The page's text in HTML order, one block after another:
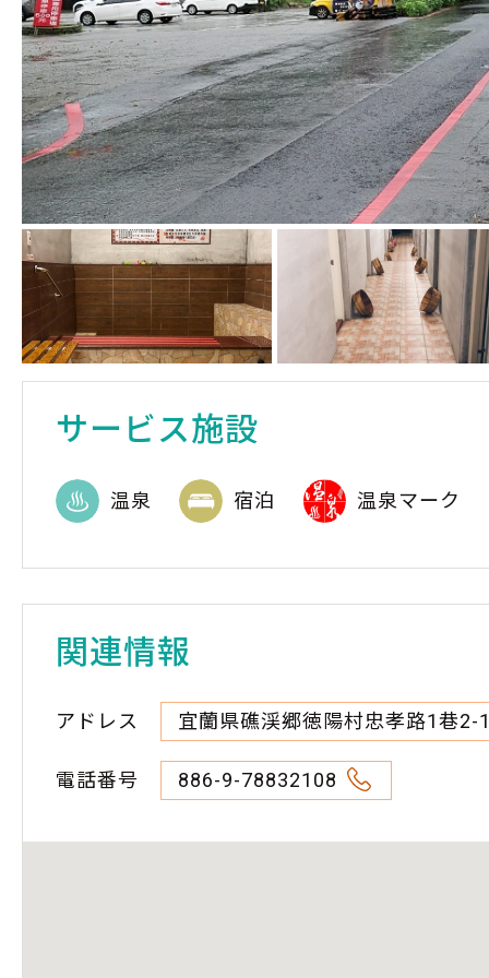
サービス施設
温泉 宿泊 温泉マーク
関連情報
アドレス 宜蘭県礁渓郷徳陽村忠孝路1巷2-
電話番号 886-9-78832108